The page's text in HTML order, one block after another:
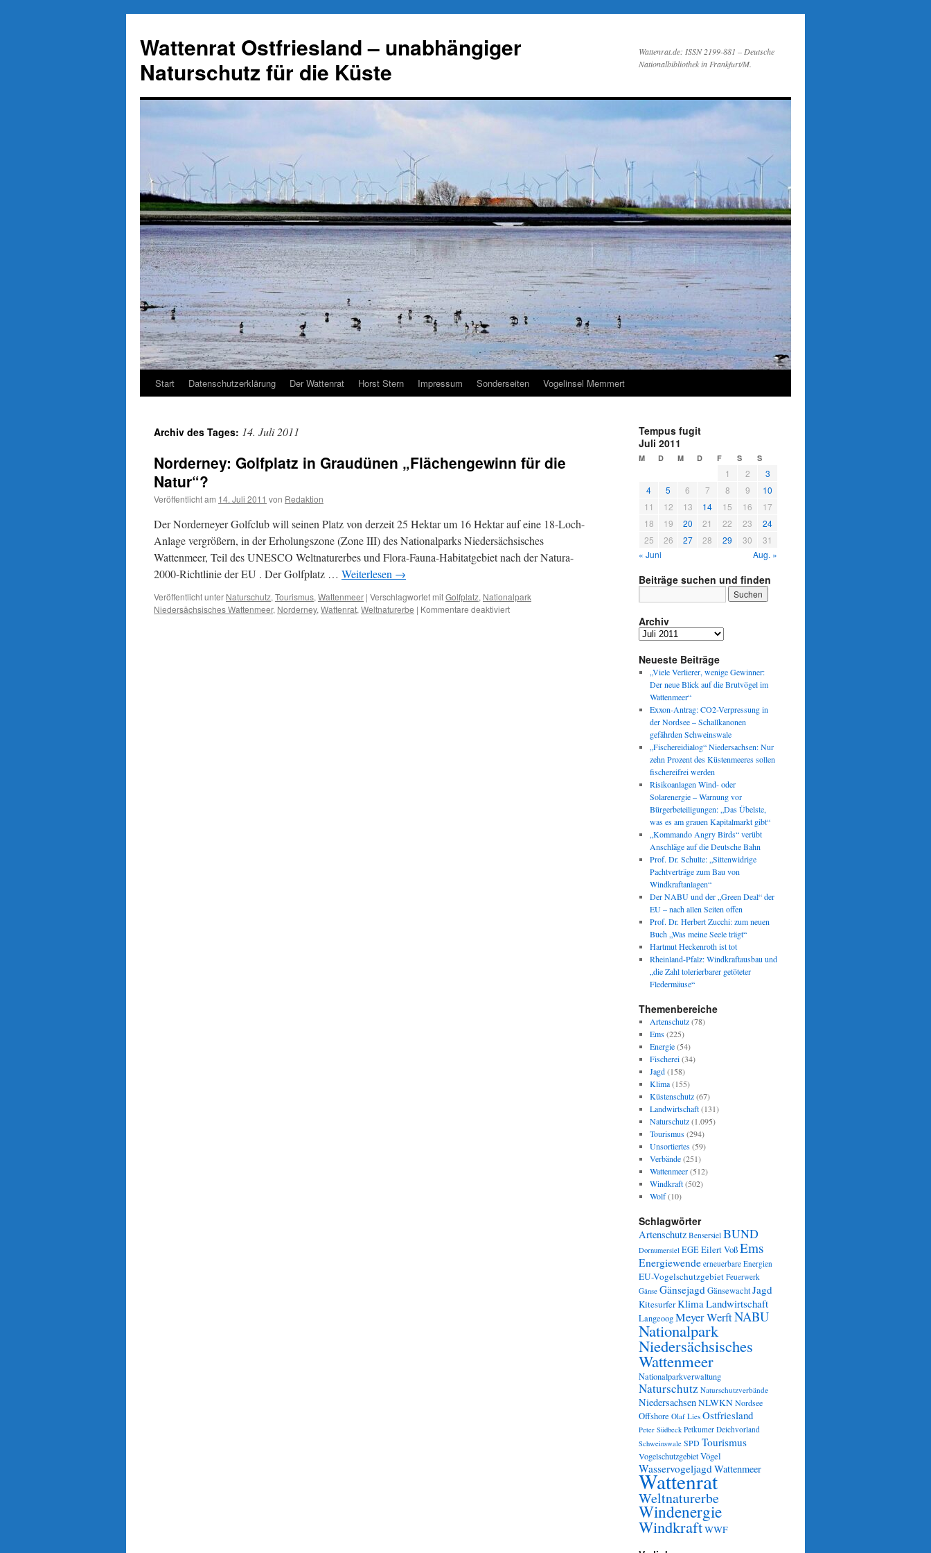
springen
Wattenrat Ostfriesland – unabhängiger
Naturschutz für die Küste
Wattenrat.de: ISSN 2199-881 – Deutsche
Nationalbibliothek in Frankfurt/M.
Start Datenschutzerklärung Der Wattenrat Horst Stern Impressum Sonderseiten Vogelinsel Memmert
Archiv des Tages: 14. Juli 2011
Norderney: Golfplatz in Graudünen „Flächengewinn für die
Natur“?
Veröffentlicht am 14. Juli 2011 von Redaktion
Der Norderneyer Golfclub will seinen Platz von derzeit 25 Hektar um 16 Hektar auf eine 18-Loch-
Anlage vergrößern, in der Erholungszone (Zone III) des Nationalparks Niedersächsisches
Wattenmeer, Teil des UNESCO Weltnaturerbes und Flora-Fauna-Habitatgebiet nach der Natura-
2000-Richtlinie der EU . Der Golfplatz … Weiterlesen →
Veröffentlicht unter Naturschutz, Tourismus, Wattenmeer | Verschlagwortet mitGolfplatz, Nationalpark
Niedersächsisches Wattenmeer, Norderney, Wattenrat, Weltnaturerbe | Kommentare deaktiviertfür
Tempus fugit
Juli 2011
M D M D F S S
1 2
3
4
5 6 7 8 9
10
11
12 13 14 15 16
17
18
19 20 21 22 23
24
25
26 27 28 29 30
31
« Juni
Aug. »
Beiträge suchen und finden
Archiv
Archiv
Neueste Beiträge
„Viele Verlierer, wenige Gewinner:
Der neue Blick auf die Brutvögel im
Wattenmeer“
Exxon-Antrag: CO2-Verpressung in
der Nordsee – Schallkanonen
gefährden Schweinswale
„Fischereidialog“ Niedersachsen: Nur
zehn Prozent des Küstenmeeres sollen
fischereifrei werden
Risikoanlagen Wind- oder
Solarenergie – Warnung vor
Bürgerbeteiligungen: „Das Übelste,
was es am grauen Kapitalmarkt gibt“
„Kommando Angry Birds“ verübt
Anschläge auf die Deutsche Bahn
Prof. Dr. Schulte: „Sittenwidrige
Pachtverträge zum Bau von
Windkraftanlagen“
Der NABU und der „Green Deal“ der
EU – nach allen Seiten offen
Prof. Dr. Herbert Zucchi: zum neuen
Buch „Was meine Seele trägt“
Hartmut Heckenroth ist tot
Rheinland-Pfalz: Windkraftausbau und
„die Zahl tolerierbarer getöteter
Fledermäuse“
Themenbereiche
Artenschutz(78)
Ems(225)
Energie(54)
Fischerei(34)
Jagd(158)
Klima(155)
Küstenschutz(67)
Landwirtschaft(131)
Naturschutz(1.095)
Tourismus(294)
Unsortiertes(59)
Verbände(251)
Wattenmeer(512)
Windkraft(502)
Wolf(10)
Schlagwörter
Artenschutz Bensersiel BUND
Dornumersiel EGEEilert VoßEms
Energiewende erneuerbare Energien
EU-Vogelschutzgebiet Feuerwerk
Gänse GänsejagdGänsewachtJagd
KitesurferKlimaLandwirtschaft
LangeoogMeyer WerftNABU
Nationalpark
Niedersächsisches
Wattenmeer
Nationalparkverwaltung
Naturschutz Naturschutzverbände
NiedersachsenNLWKNNordsee
Offshore Olaf Lies Ostfriesland
Peter Südbeck Petkumer Deichvorland
Schweinswale SPDTourismus
VogelschutzgebietVögel
WasservogeljagdWattenmeer
Wattenrat
Weltnaturerbe
Windenergie
WindkraftWWF